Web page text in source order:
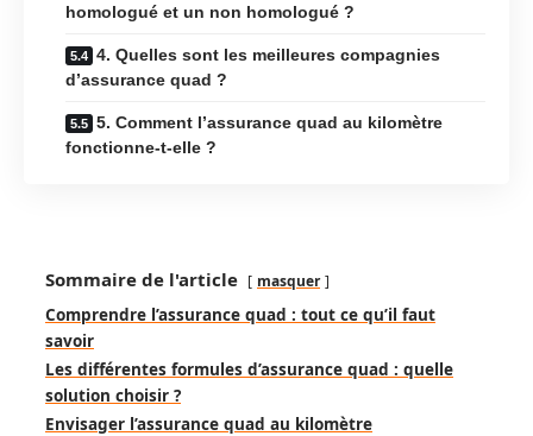
homologué et un non homologué ?
4. Quelles sont les meilleures compagnies
d’assurance quad ?
5. Comment l’assurance quad au kilomètre
fonctionne-t-elle ?
Sommaire de l'article masquer
Comprendre l’assurance quad : tout ce qu’il faut
savoir
Les différentes formules d’assurance quad : quelle
solution choisir ?
Envisager l’assurance quad au kilomètre